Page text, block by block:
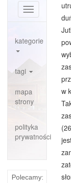
Toggle
navigation
kategorie
tagi
mapa
strony
polityka
prywatności
Polecamy:
w